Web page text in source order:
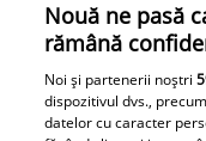
Nouă ne pasă
rămână
Noi și partenerii noștri
dispozitivul dvs.,
datelor cu caracter